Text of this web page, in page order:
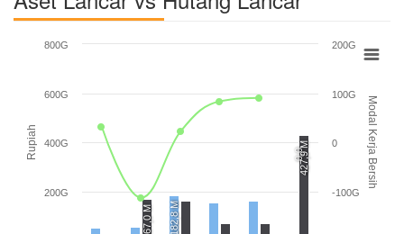
Rupiah Modal Kerja Bersih
182,8 M
0,0
167,0 M
427,9 M
200G
400G
600G
800G
-100G
0
100G
200G